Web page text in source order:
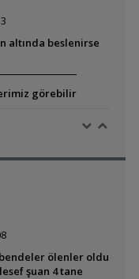
altında beslenirse
görebilir
ölenler oldu
şuan 4 tane